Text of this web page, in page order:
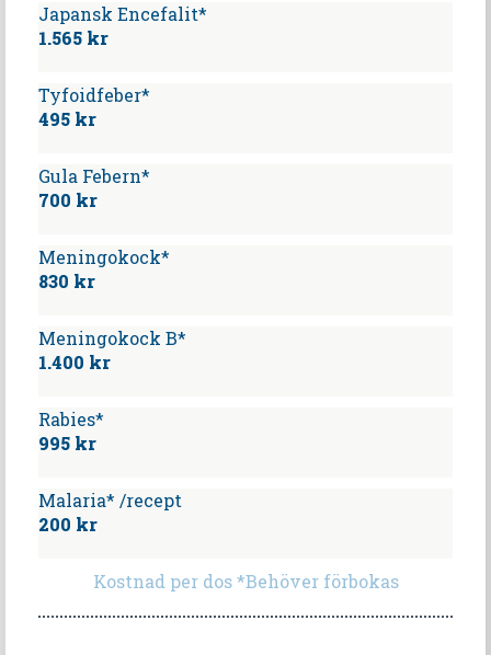
Japansk Encefalit*
1.565 kr
Tyfoidfeber*
495 kr
Gula Febern*
700 kr
Meningokock*
830 kr
Meningokock B*
1.400 kr
Rabies*
995 kr
Malaria* /recept
200 kr
Kostnad per dos *Behöver förbokas